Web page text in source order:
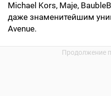
Michael Kors, Maje,
даже знаменитейшим
Avenue.